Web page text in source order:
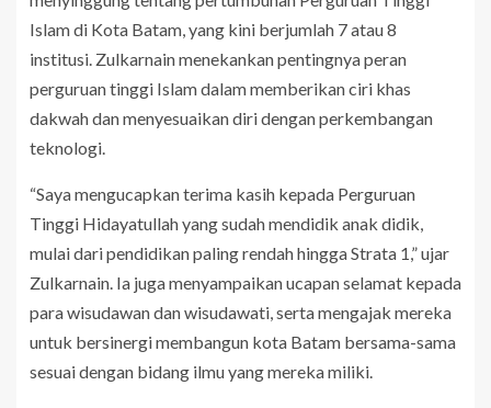
Islam di Kota Batam, yang kini berjumlah 7 atau 8
institusi. Zulkarnain menekankan pentingnya peran
perguruan tinggi Islam dalam memberikan ciri khas
dakwah dan menyesuaikan diri dengan perkembangan
teknologi.
“Saya mengucapkan terima kasih kepada Perguruan
Tinggi Hidayatullah yang sudah mendidik anak didik,
mulai dari pendidikan paling rendah hingga Strata 1,” ujar
Zulkarnain. Ia juga menyampaikan ucapan selamat kepada
para wisudawan dan wisudawati, serta mengajak mereka
untuk bersinergi membangun kota Batam bersama-sama
sesuai dengan bidang ilmu yang mereka miliki.